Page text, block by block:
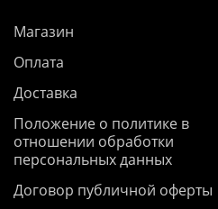
Магазин
Оплата
Доставка
Положение о политике в
отношении обработки
персональных данных
Договор публичной оферты